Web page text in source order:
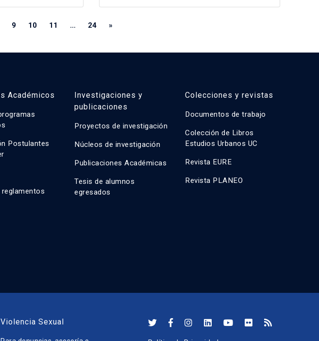
9 10 11 … 24 »
Académicos
Postulantes
Investigaciones y
publicaciones
Proyectos de investigación
Núcleos de investigación
Publicaciones Académicas
Tesis de alumnos
egresados
Colecciones y revistas
Documentos de trabajo
Colección de Libros
Estudios Urbanos UC
Revista EURE
Revista PLANEO
Violencia Sexual